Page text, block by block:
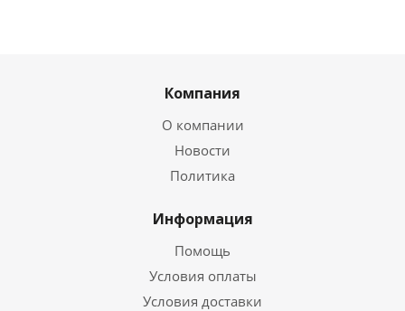
Компания
О компании
Новости
Политика
Информация
Помощь
Условия оплаты
Условия доставки